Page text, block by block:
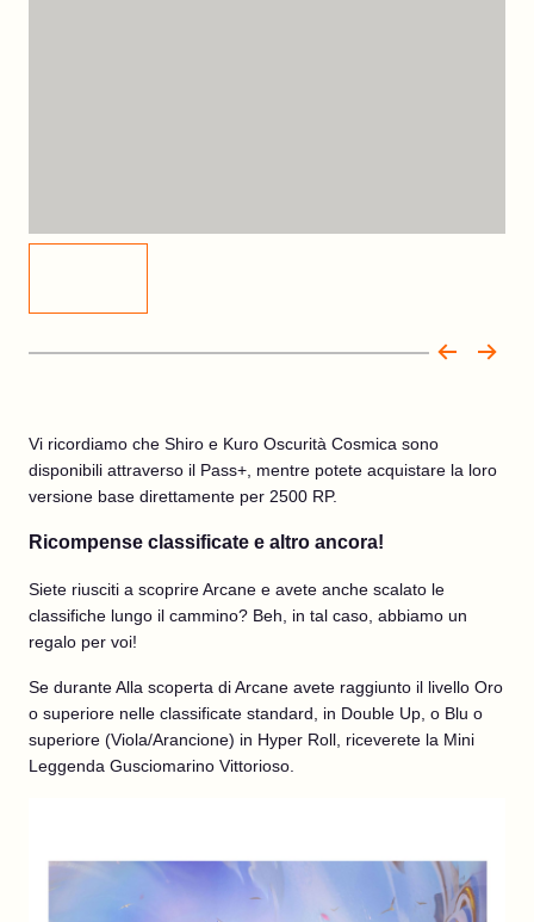
Vi ricordiamo che Shiro e Kuro Oscurità Cosmica sono
disponibili attraverso il Pass+, mentre potete acquistare la loro
versione base direttamente per 2500 RP.
Ricompense classificate e altro ancora!
Siete riusciti a scoprire Arcane e avete anche scalato le
classifiche lungo il cammino? Beh, in tal caso, abbiamo un
regalo per voi!
Se durante Alla scoperta di Arcane avete raggiunto il livello Oro
o superiore nelle classificate standard, in Double Up, o Blu o
superiore (Viola/Arancione) in Hyper Roll, riceverete la Mini
Leggenda Gusciomarino Vittorioso.